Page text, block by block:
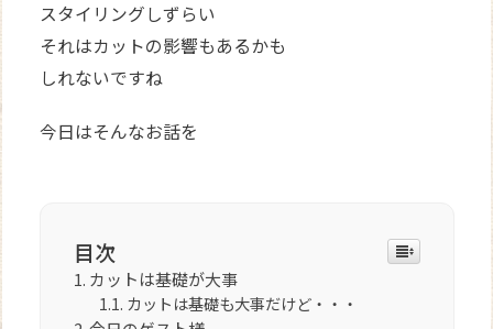
スタイリングしずらい
それはカットの影響もあるかも
しれないですね
今日はそんなお話を
目次
カットは基礎が大事
カットは基礎も大事だけど・・・